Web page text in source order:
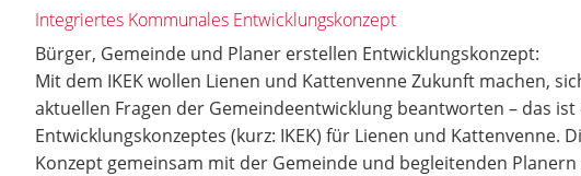
Integriertes Kommunales Entwicklungskonzept
Bürger, Gemeinde und Planer erstellen Entwicklungskonzept:
Mit dem IKEK wollen Lienen und Kattenvenne Zukunft machen,
aktuellen Fragen der Gemeindeentwicklung beantworten – das
Entwicklungskonzeptes (kurz: IKEK) für Lienen und Kattenvenne.
Konzept gemeinsam mit der Gemeinde und begleitenden